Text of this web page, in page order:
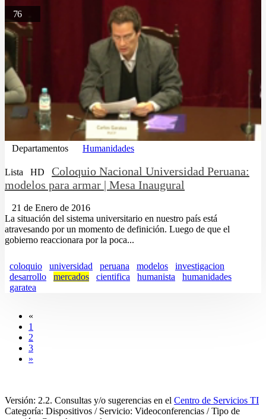
76
Departamentos Humanidades
Lista HD
Coloquio Nacional Universidad Peruana:
modelos para armar | Mesa Inaugural
21 de Enero de 2016
La situación del sistema universitario en nuestro país está
atravesando por un momento de definición. Luego de que el
gobierno reaccionara por la poca...
coloquio universidad peruana modelos
investigacion
desarrollo
mercados cientifica humanista
humanidades
garatea
«
1
2
3
»
Versión: 2.2. Consultas y/o sugerencias en el Centro de Servicios TI
Categoría: Dispositivos / Servicio: Videoconferencias / Tipo de